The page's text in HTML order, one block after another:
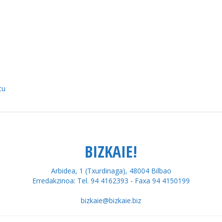
BIZKAIE!
Arbidea, 1 (Txurdinaga), 48004 Bilbao
Erredakzinoa: Tel. 94 4162393 - Faxa 94 4150199
bizkaie@bizkaie.biz